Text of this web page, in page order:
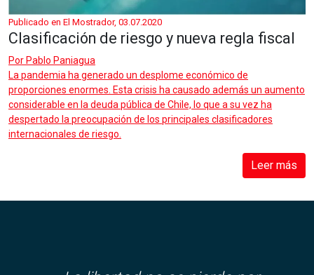
Publicado en El Mostrador, 03.07.2020
Clasificación de riesgo y nueva regla fiscal
PorPablo Paniagua
La pandemia ha generado un desplome económico de
proporciones enormes. Esta crisis ha causado además un aumento
considerable en la deuda pública de Chile, lo que a su vez ha
despertado la preocupación de los principales clasificadores
internacionales de riesgo.
Leer más